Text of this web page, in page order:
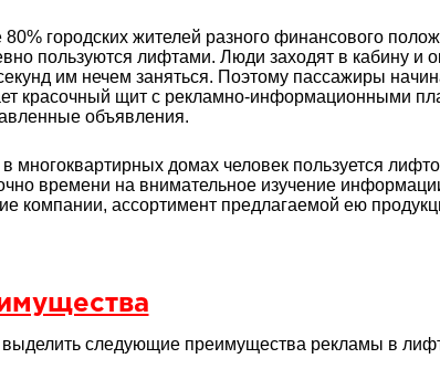
городских жителей разного финансового
пользуются лифтами. Люди заходят в кабину и
им нечем заняться. Поэтому пассажиры
красочный щит с рекламно-информационными
объявления.
в многоквартирных домах человек пользуется
времени на внимательное изучение
компании, ассортимент предлагаемой ею
следующие преимущества рекламы в